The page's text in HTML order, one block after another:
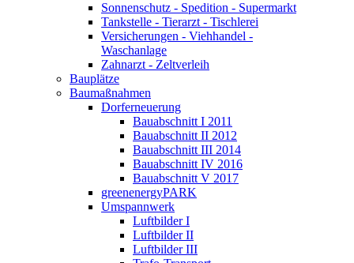
Sonnenschutz - Spedition - Supermarkt
Tankstelle - Tierarzt - Tischlerei
Versicherungen - Viehhandel -
Waschanlage
Zahnarzt - Zeltverleih
Bauplätze
Baumaßnahmen
Dorferneuerung
Bauabschnitt I 2011
Bauabschnitt II 2012
Bauabschnitt III 2014
Bauabschnitt IV 2016
Bauabschnitt V 2017
greenenergyPARK
Umspannwerk
Luftbilder I
Luftbilder II
Luftbilder III